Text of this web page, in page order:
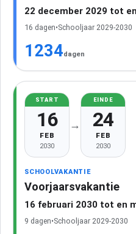
22 december 2029 tot
16 dagen•Schooljaar 2029-2030
1234dagen
START
16
FEB
2030
→
EINDE
24
FEB
2030
SCHOOLVAKANTIE
Voorjaarsvakantie
16 februari 2030 tot en
9 dagen•Schooljaar 2029-2030